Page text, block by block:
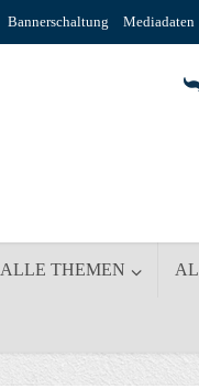
Bannerschaltung Mediadaten
ALLE THEMEN